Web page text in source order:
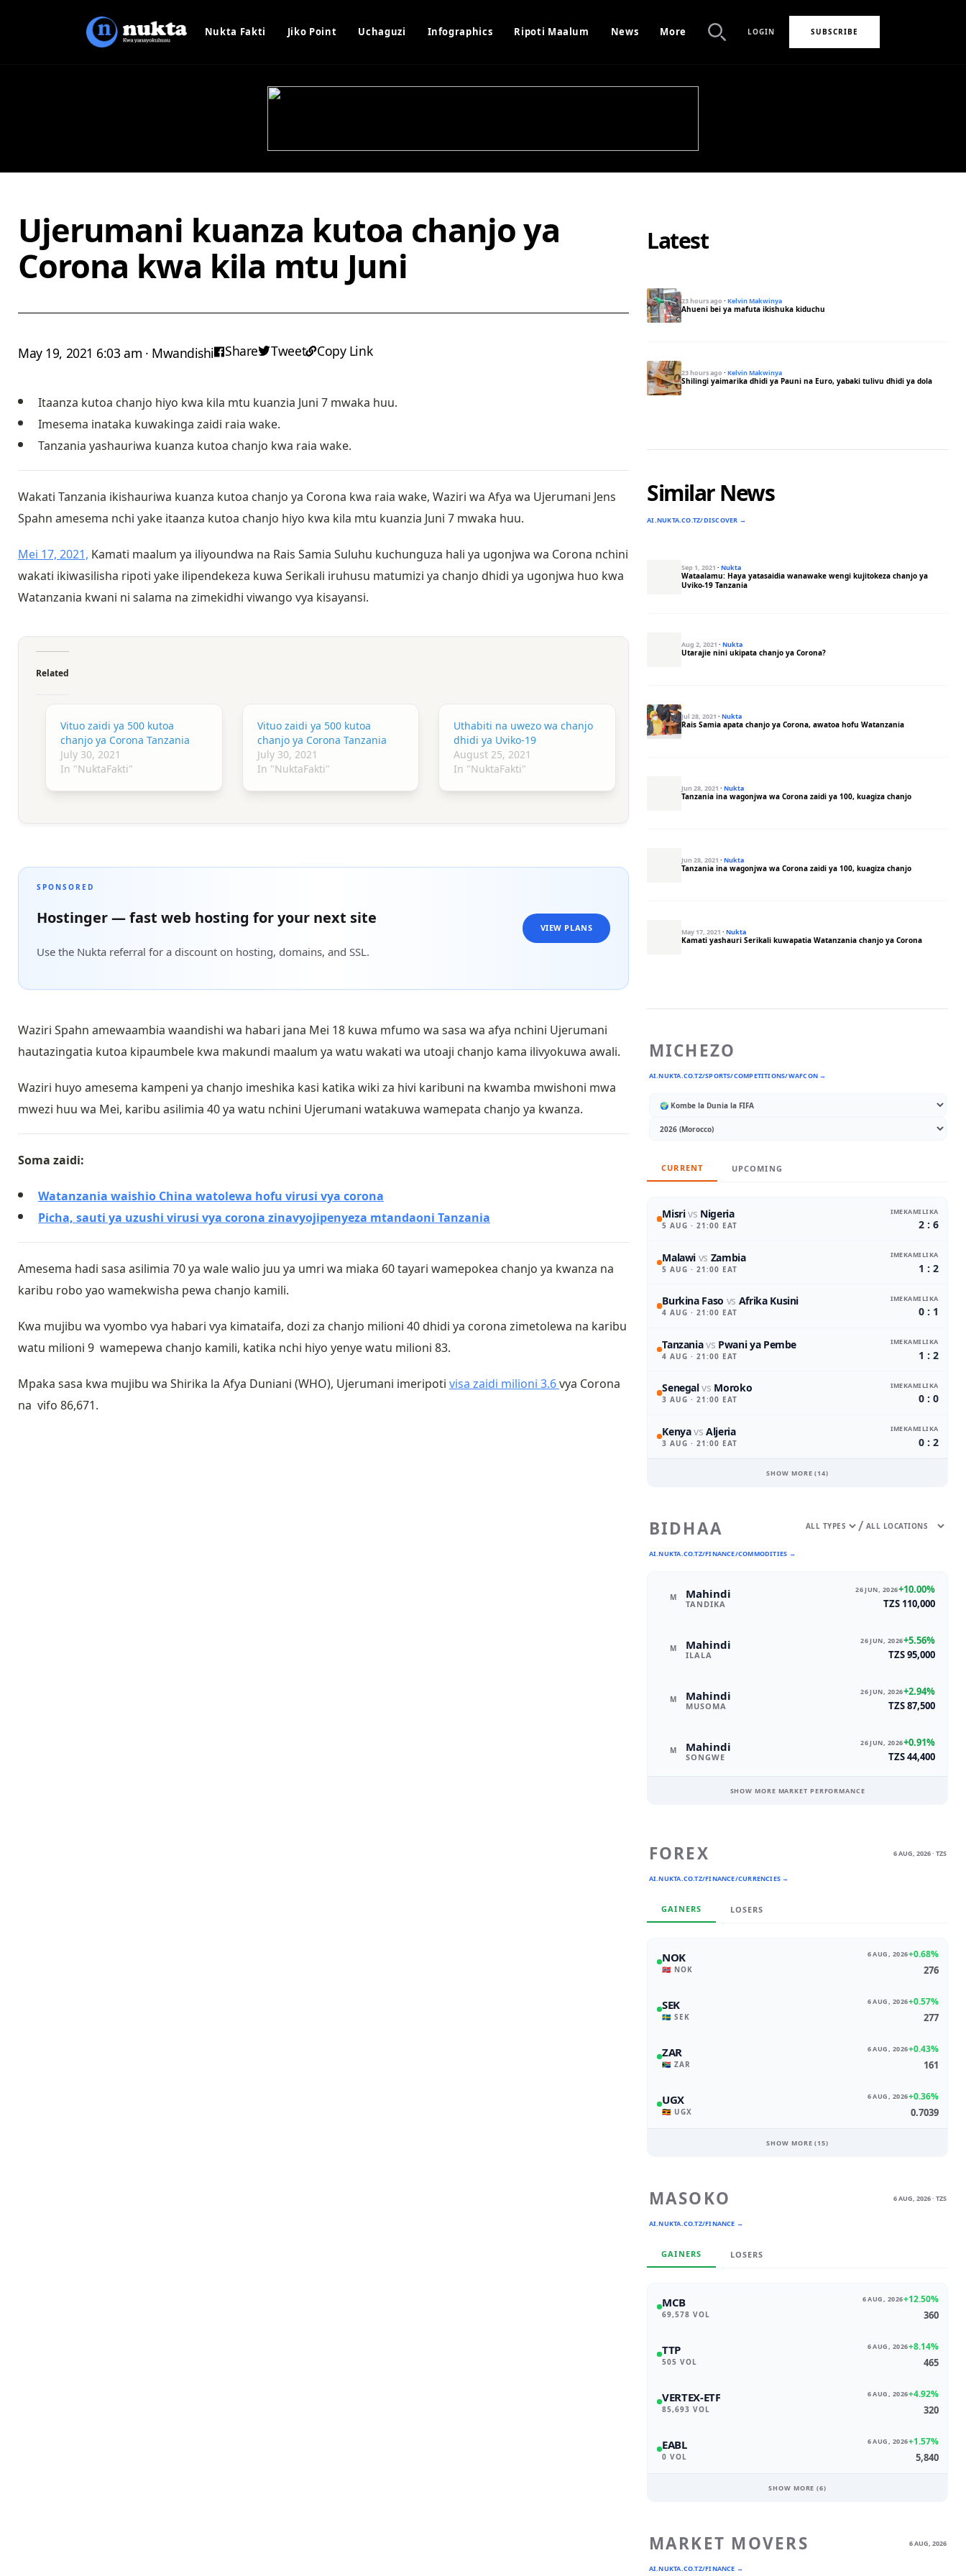
Nukta Fakti Jiko Point Uchaguzi Infographics Ripoti Maalum News More LOGIN SUBSCRIBE
Ujerumani kuanza kutoa chanjo ya
Corona kwa kila mtu Juni
May 19, 2021 6:03 am · Mwandishi Share Tweet Copy Link
Itaanza kutoa chanjo hiyo kwa kila mtu kuanzia Juni 7 mwaka huu.
Imesema inataka kuwakinga zaidi raia wake.
Tanzania yashauriwa kuanza kutoa chanjo kwa raia wake.
Wakati Tanzania ikishauriwa kuanza kutoa chanjo ya Corona kwa raia wake, Waziri wa Afya wa Ujerumani Jens
Spahn amesema nchi yake itaanza kutoa chanjo hiyo kwa kila mtu kuanzia Juni 7 mwaka huu.
Mei 17, 2021, Kamati maalum ya iliyoundwa na Rais Samia Suluhu kuchunguza hali ya ugonjwa wa Corona nchini
wakati ikiwasilisha ripoti yake ilipendekeza kuwa Serikali iruhusu matumizi ya chanjo dhidi ya ugonjwa huo kwa
Watanzania kwani ni salama na zimekidhi viwango vya kisayansi.
Related
Vituo zaidi ya 500 kutoa
chanjo ya Corona Tanzania
July 30, 2021
In "NuktaFakti"
Vituo zaidi ya 500 kutoa
chanjo ya Corona Tanzania
July 30, 2021
In "NuktaFakti"
Uthabiti na uwezo wa chanjo
dhidi ya Uviko-19
August 25, 2021
In "NuktaFakti"
SPONSORED
Hostinger — fast web hosting for your next site
Use the Nukta referral for a discount on hosting, domains, and SSL.
VIEW PLANS
Waziri Spahn amewaambia waandishi wa habari jana Mei 18 kuwa mfumo wa sasa wa afya nchini Ujerumani
hautazingatia kutoa kipaumbele kwa makundi maalum ya watu wakati wa utoaji chanjo kama ilivyokuwa awali.
Waziri huyo amesema kampeni ya chanjo imeshika kasi katika wiki za hivi karibuni na kwamba mwishoni mwa
mwezi huu wa Mei, karibu asilimia 40 ya watu nchini Ujerumani watakuwa wamepata chanjo ya kwanza.
Soma zaidi:
Watanzania waishio China watolewa hofu virusi vya corona
Picha, sauti ya uzushi virusi vya corona zinavyojipenyeza mtandaoni Tanzania
Amesema hadi sasa asilimia 70 ya wale walio juu ya umri wa miaka 60 tayari wamepokea chanjo ya kwanza na
karibu robo yao wamekwisha pewa chanjo kamili.
Kwa mujibu wa vyombo vya habari vya kimataifa, dozi za chanjo milioni 40 dhidi ya corona zimetolewa na karibu
watu milioni 9 wamepewa chanjo kamili, katika nchi hiyo yenye watu milioni 83.
Mpaka sasa kwa mujibu wa Shirika la Afya Duniani (WHO), Ujerumani imeripoti visa zaidi milioni 3.6vya Corona
na vifo 86,671.
Latest
23 hours ago ·Kelvin Makwinya
Ahueni bei ya mafuta ikishuka kiduchu
23 hours ago ·Kelvin Makwinya
Shilingi yaimarika dhidi ya Pauni na Euro, yabaki tulivu dhidi ya dola
Similar News
AI.NUKTA.CO.TZ/DISCOVER →
Sep 1, 2021·Nukta
Wataalamu: Haya yatasaidia wanawake wengi kujitokeza chanjo ya
Uviko-19 Tanzania
Aug 2, 2021·Nukta
Utarajie nini ukipata chanjo ya Corona?
Jul 28, 2021·Nukta
Rais Samia apata chanjo ya Corona, awatoa hofu Watanzania
Jun 28, 2021·Nukta
Tanzania ina wagonjwa wa Corona zaidi ya 100, kuagiza chanjo
Jun 28, 2021·Nukta
Tanzania ina wagonjwa wa Corona zaidi ya 100, kuagiza chanjo
May 17, 2021·Nukta
Kamati yashauri Serikali kuwapatia Watanzania chanjo ya Corona
MICHEZO
AI.NUKTA.CO.TZ/SPORTS/COMPETITIONS/WAFCON →
CURRENT UPCOMING
Misrivs Nigeria
5 AUG · 21:00 EAT
IMEKAMILIKA
2 : 6
Malawi vs Zambia
5 AUG · 21:00 EAT
IMEKAMILIKA
1 : 2
Burkina Faso vs Afrika Kusini
4 AUG · 21:00 EAT
IMEKAMILIKA
0 : 1
Tanzaniavs Pwani ya Pembe
4 AUG · 21:00 EAT
IMEKAMILIKA
1 : 2
Senegalvs Moroko
3 AUG · 21:00 EAT
IMEKAMILIKA
0 : 0
KenyavsAljeria
3 AUG · 21:00 EAT
IMEKAMILIKA
0 : 2
SHOW MORE (14)
BIDHAA
AI.NUKTA.CO.TZ/FINANCE/COMMODITIES →
/
M Mahindi
TANDIKA
26 JUN, 2026+10.00%
TZS 110,000
M Mahindi
ILALA
26 JUN, 2026+5.56%
TZS 95,000
M Mahindi
MUSOMA
26 JUN, 2026+2.94%
TZS 87,500
M Mahindi
SONGWE
26 JUN, 2026+0.91%
TZS 44,400
SHOW MORE MARKET PERFORMANCE
FOREX
AI.NUKTA.CO.TZ/FINANCE/CURRENCIES →
6 AUG, 2026 · TZS
GAINERS LOSERS
NOK
🇳🇴 NOK
6 AUG, 2026+0.68%
276
SEK
🇸🇪 SEK
6 AUG, 2026+0.57%
277
ZAR
🇿🇦 ZAR
6 AUG, 2026+0.43%
161
UGX
🇺🇬 UGX
6 AUG, 2026+0.36%
0.7039
SHOW MORE (15)
MASOKO
AI.NUKTA.CO.TZ/FINANCE →
6 AUG, 2026 · TZS
GAINERS LOSERS
MCB
69,578 VOL
6 AUG, 2026+12.50%
360
TTP
505 VOL
6 AUG, 2026+8.14%
465
VERTEX-ETF
85,693 VOL
6 AUG, 2026+4.92%
320
EABL
0 VOL
6 AUG, 2026+1.57%
5,840
SHOW MORE (6)
MARKET MOVERS
AI.NUKTA.CO.TZ/FINANCE →
6 AUG, 2026